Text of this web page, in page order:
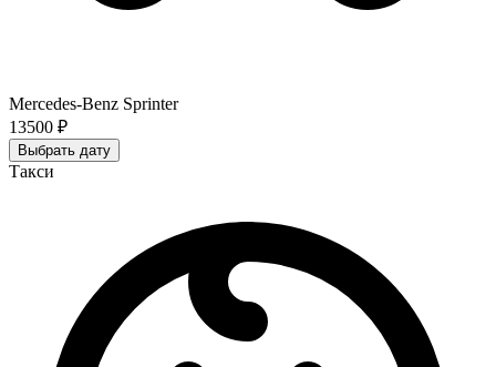
Mercedes-Benz Sprinter
13500 ₽
Выбрать дату
Такси